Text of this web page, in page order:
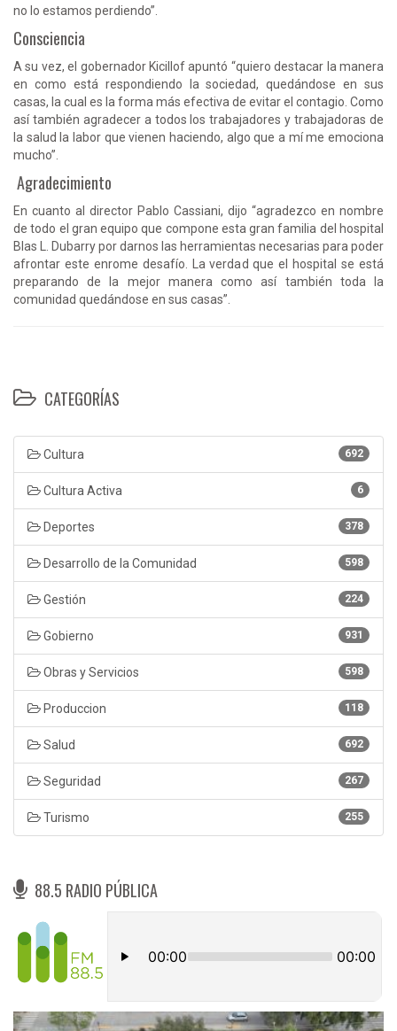
no lo estamos perdiendo”.
Consciencia
A su vez, el gobernador Kicillof apuntó “quiero destacar la manera
en como está respondiendo la sociedad, quedándose en sus
casas, la cual es la forma más efectiva de evitar el contagio. Como
así también agradecer a todos los trabajadores y trabajadoras de
la salud la labor que vienen haciendo, algo que a mí me emociona
mucho”.
Agradecimiento
En cuanto al director Pablo Cassiani, dijo “agradezco en nombre
de todo el gran equipo que compone esta gran familia del hospital
Blas L. Dubarry por darnos las herramientas necesarias para poder
afrontar este enrome desafío. La verdad que el hospital se está
preparando de la mejor manera como así también toda la
comunidad quedándose en sus casas”.
CATEGORÍAS
692
Cultura
6
Cultura Activa
378
Deportes
598
Desarrollo de la Comunidad
224
Gestión
931
Gobierno
598
Obras y Servicios
118
Produccion
692
Salud
267
Seguridad
255
Turismo
88.5 RADIO PÚBLICA